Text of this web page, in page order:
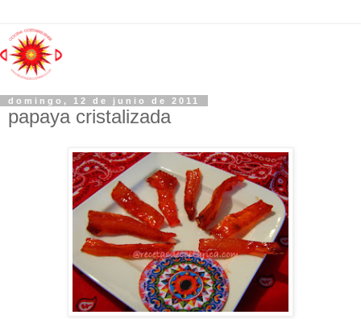
domingo, 12 de junio de 2011
papaya cristalizada